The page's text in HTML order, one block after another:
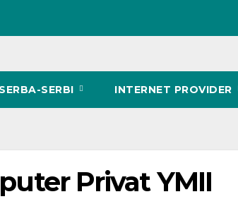
SERBA-SERBI INTERNET PROVIDER
Privat YMII